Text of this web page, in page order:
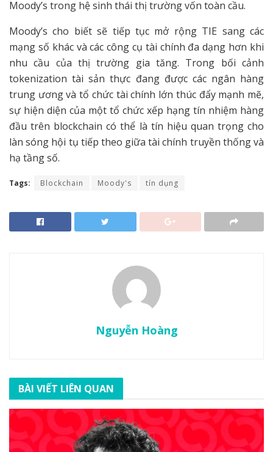
Moody’s trong hệ sinh thái thị trường vốn toàn cầu.
Moody’s cho biết sẽ tiếp tục mở rộng TIE sang các
mạng số khác và các công cụ tài chính đa dạng hơn khi
nhu cầu của thị trường gia tăng. Trong bối cảnh
tokenization tài sản thực đang được các ngân hàng
trung ương và tổ chức tài chính lớn thúc đẩy mạnh mẽ,
sự hiện diện của một tổ chức xếp hạng tín nhiệm hàng
đầu trên blockchain có thể là tín hiệu quan trọng cho
làn sóng hội tụ tiếp theo giữa tài chính truyền thống và
hạ tầng số.
Tags: Blockchain Moody's tín dụng
Nguyễn Hoàng
BÀI VIẾT LIÊN QUAN